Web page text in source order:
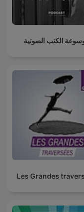
الكتب الصوتية
Les Grandes